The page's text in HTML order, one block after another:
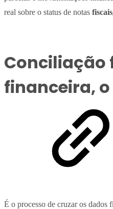
real sobre o status de notas
Conciliação
financeira, o
É o processo de cruzar os dados